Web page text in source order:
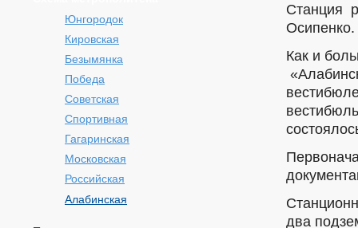
Юнгородок
Кировская
Безымянка
Победа
Советская
Спортивная
Гагаринская
Московская
Российская
Алабинская
Станция
Осипенко.
Как и
два